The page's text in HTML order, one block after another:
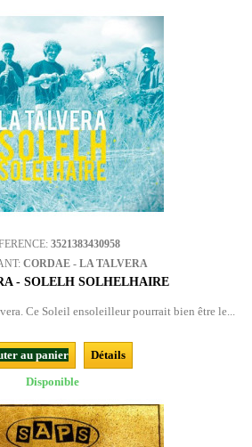
3521383430958
CORDAE - LA TALVERA
- SOLELH SOLHELHAIRE
Ce Soleil ensoleilleur pourrait bien être le...
au panier
Détails
Disponible